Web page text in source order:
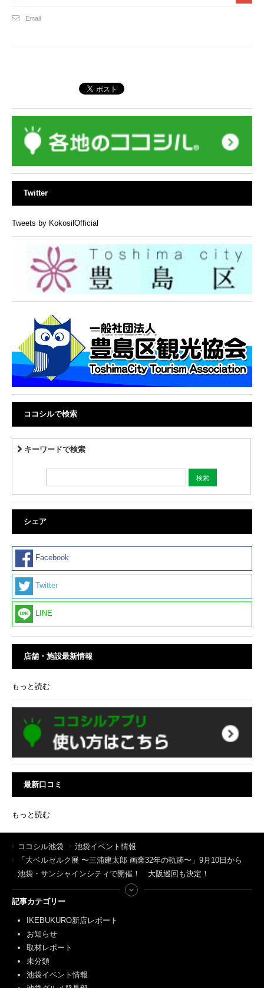
Email
Twitter
Tweets by KokosilOfficial
ココシルで検索
キーワードで検索
シェア
Facebook
Twitter
LINE
店舗・施設最新情報
もっと読む
最新口コミ
もっと読む
ココシル池袋
池袋イベント情報
「大ベルセルク展 〜三浦建太郎 画業32年の軌跡〜」9月10日から
池袋・サンシャインシティで開催！ 大阪巡回も決定！
記事カテゴリー
IKEBUKURO新店レポート
お知らせ
取材レポート
未分類
池袋イベント情報